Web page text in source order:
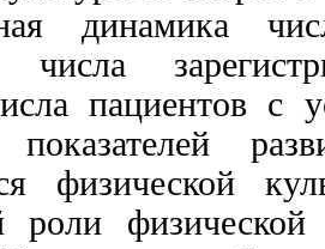
динамика
числа
пациентов с
показателей
физической
роли